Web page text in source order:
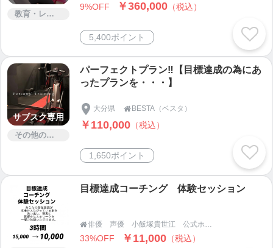
教育・レッスン・講習
9%OFF ￥360,000 （税込）
5,400ポイント
サブスク専用
その他のサービス
パーフェクトプラン‼️【目標達成の為にあ
ったプランを・・・】
大分県  BESTA（ベスタ）
￥110,000 （税込）
1,650ポイント
目標達成コーチング 体験セッション
 俳優 声優 小飯塚貴世江 公式ホームページ 公式ショップ KIYOKIYO
33%OFF ￥11,000 （税込）